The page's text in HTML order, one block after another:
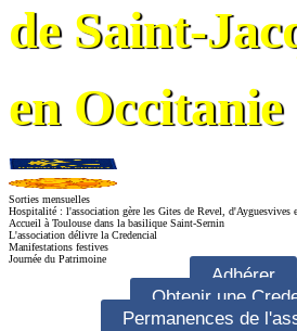
de Saint-
en Occitanie
Sorties mensuelles
Hospitalité : l'association gère les Gites de Revel, d'Ayguesvives
Accueil à Toulouse dans la basilique Saint-Sernin
L'association délivre la Credencial
Manifestations festives
Journée du Patrimoine
Adhérer
Obtenir une
Permanences de